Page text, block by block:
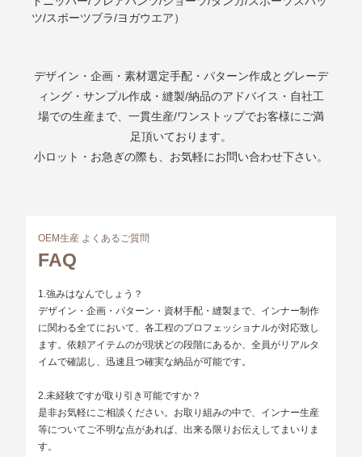
ツ/スポーツブラ/ヨガウエア）
デザイン・企画・素材選定手配・パターン作成とグレーデ
ィング・サンプル作成・縫製/納品のアドバイス・自社工
場での生産まで、一貫生産/ワンストップでお客様にご満
足頂いております。
小ロット・お急ぎの際も、お気軽にお問い合わせ下さい。
OEM生産 よくあるご質問
FAQ
1.強みはなんでしょう？
デザイン・企画・パターン・資材手配・縫製まで、インナー制作
に関わる全てにおいて、各工程のプロフェッショナルが対応致し
ます。依頼アイテムのが現状どの段階にあるか、全員がリアルタ
イムで確認し、迅速且つ確実な納品が可能です。
2.未経験ですが取り引き可能ですか？
是非お気軽にご相談ください。お取り組みの中で、インナー生産
等についてご不明な点があれば、出来る限りお伝えしてまいりま
す。